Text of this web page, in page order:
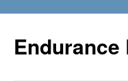
springen
Endurance